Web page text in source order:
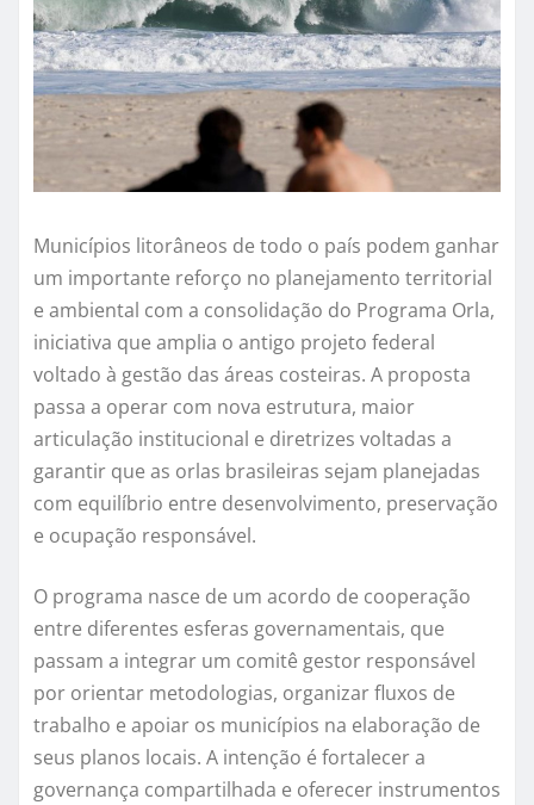
Municípios litorâneos de todo o país podem ganhar
um importante reforço no planejamento territorial
e ambiental com a consolidação do Programa Orla,
iniciativa que amplia o antigo projeto federal
voltado à gestão das áreas costeiras. A proposta
passa a operar com nova estrutura, maior
articulação institucional e diretrizes voltadas a
garantir que as orlas brasileiras sejam planejadas
com equilíbrio entre desenvolvimento, preservação
e ocupação responsável.
O programa nasce de um acordo de cooperação
entre diferentes esferas governamentais, que
passam a integrar um comitê gestor responsável
por orientar metodologias, organizar fluxos de
trabalho e apoiar os municípios na elaboração de
seus planos locais. A intenção é fortalecer a
governança compartilhada e oferecer instrumentos